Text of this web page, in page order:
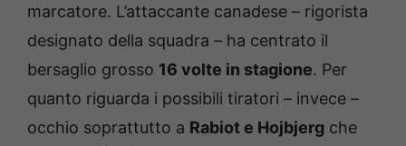
marcatore. L’attaccante canadese – rigorista
designato della squadra – ha centrato il
bersaglio grosso 16 volte in stagione. Per
quanto riguarda i possibili tiratori – invece –
occhio soprattutto a Rabiot e Hojbjerg che